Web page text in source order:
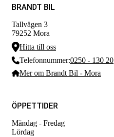
BRANDT BIL
Tallvägen 3
79252 Mora
Hitta till oss
Telefonnummer:0250 - 130 20
Mer om Brandt Bil - Mora
ÖPPETTIDER
Måndag - Fredag
Lördag